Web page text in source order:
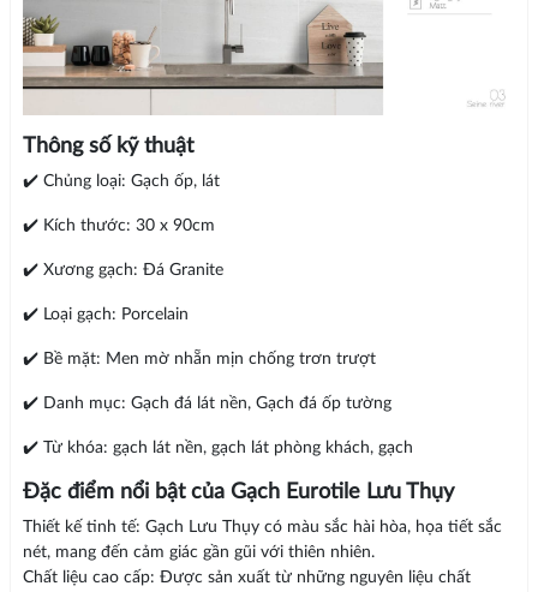
Thông số kỹ thuật
✔️ Chủng loại: Gạch ốp, lát
✔️ Kích thước: 30 x 90cm
✔️ Xương gạch: Đá Granite
✔️ Loại gạch: Porcelain
✔️ Bề mặt: Men mờ nhẵn mịn chống trơn trượt
✔️ Danh mục: Gạch đá lát nền, Gạch đá ốp tường
✔️ Từ khóa: gạch lát nền, gạch lát phòng khách, gạch
Đặc điểm nổi bật của Gạch Eurotile Lưu Thụy
Thiết kế tinh tế: Gạch Lưu Thụy có màu sắc hài hòa, họa tiết sắc
nét, mang đến cảm giác gần gũi với thiên nhiên.
Chất liệu cao cấp: Được sản xuất từ những nguyên liệu chất